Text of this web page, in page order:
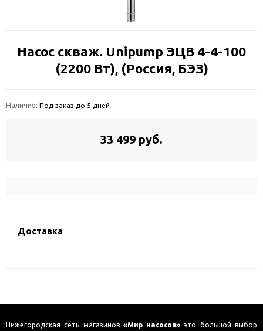
Насос скваж. Unipump ЭЦВ 4-4-100
(2200 Вт), (Россия, БЭЗ)
Наличие: Под заказ до 5 дней
33 499 руб.
Доставка
Нижегородская сеть магазинов «Мир насосов» это большой выбор